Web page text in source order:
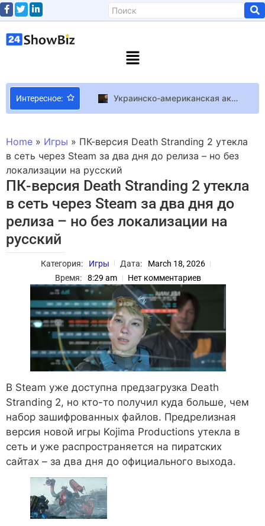
Интересное:
Украинско-американская актриса Иванна Сахно рассказала, что хочет купить квартиру в Киеве
Создатель Chaos Theory считает игру лучшей частью Splinter Cell и не намерен возвращаться к франшизе
Номинанты на “Золотую малину-2024”: Крис Эванс – за актерскую игру, Винни-Пух и Пятачок – за худший экранный дуэт
Король Чарльз III отказался возвращаться в Букингемский дворец после ремонта
Home » Игры » ПК-версия Death Stranding 2 утекла
в сеть через Steam за два дня до релиза – но без
локализации на русский
ПК-версия Death Stranding 2 утекла
в сеть через Steam за два дня до
релиза – но без локализации на
русский
Категория: Игры Дата:
March 18, 2026
Время:
8:29 am Нет комментариев
В Steam уже доступна предзагрузка Death
Stranding 2, но кто-то получил куда больше, чем
набор зашифрованных файлов. Предрелизная
версия новой игры Kojima Productions утекла в
сеть и уже распространяется на пиратских
сайтах – за два дня до официального выхода.